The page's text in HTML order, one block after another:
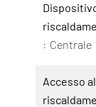
Centrale
Accesso al